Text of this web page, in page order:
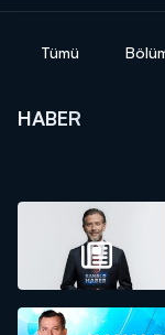
Tümü
HABER